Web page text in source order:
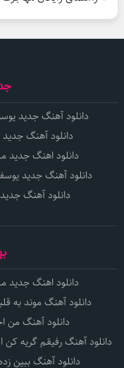
دانلود آهنگ جدید
دانلود آهنگ
دانلود اهنگ جدید
دانلود آهنگ جدید
دانلود آهنگ
دانلود اهنگ جدید
دانلود آهنگ موند
دانلود آهنگ من
دانلود آهنگ رفیقم گریه
دانلود آهنگ ببین